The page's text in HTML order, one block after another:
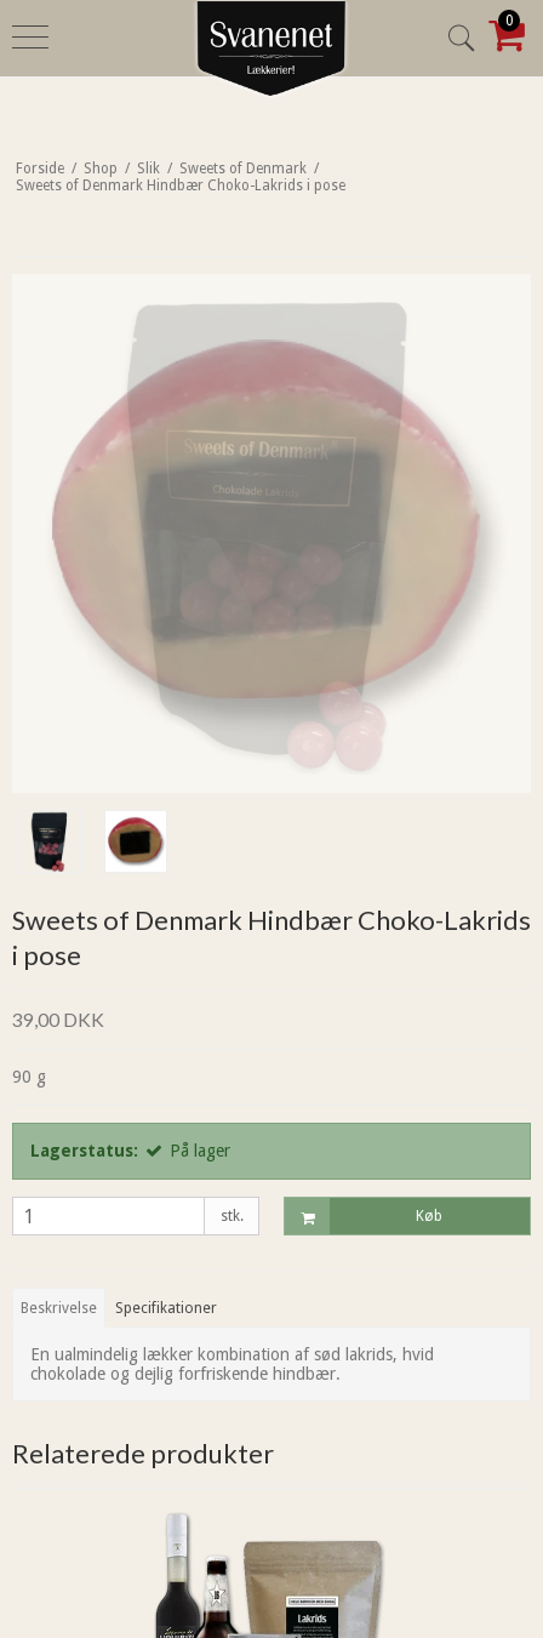
0
Forside / Shop / Slik / Sweets of Denmark /
Sweets of Denmark Hindbær Choko-Lakrids i pose
Sweets of Denmark Hindbær Choko-Lakrids
i pose
39,00 DKK
90 g
Lagerstatus: På lager
stk. Køb
Beskrivelse Specifikationer
En ualmindelig lækker kombination af sød lakrids, hvid
chokolade og dejlig forfriskende hindbær.
Relaterede produkter